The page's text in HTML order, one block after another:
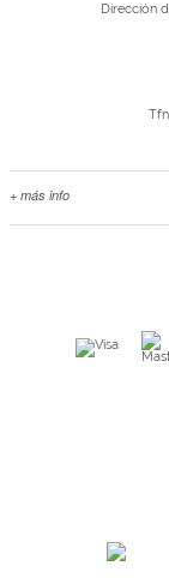
Dirección
+ más info
Kimidori PRINT,
Pago seguro y